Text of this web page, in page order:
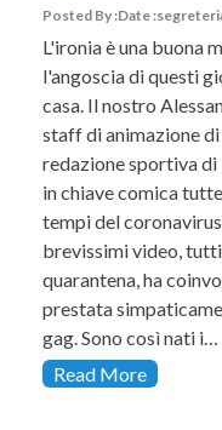
Posted By :Date
L'ironia è una buona
l'angoscia di questi
casa. Il nostro
staff di animazione
redazione sportiva di
in chiave comica
tempi del
brevissimi video,
quarantena, ha
prestata
gag. Sono così nati i…
Read More